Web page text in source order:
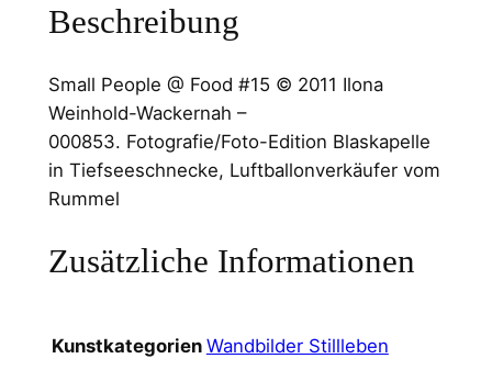
Beschreibung
Small People @ Food #15 © 2011 Ilona
Weinhold-Wackernah –
000853. Fotografie/Foto-Edition Blaskapelle
in Tiefseeschnecke, Luftballonverkäufer vom
Rummel
Zusätzliche Informationen
Kunstkategorien Wandbilder Stillleben